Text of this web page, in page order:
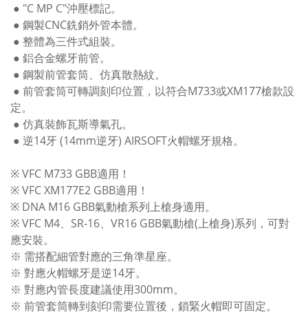
● "C MP C"沖壓標記。
● 鋼製CNC銑銷外管本體。
● 整體為三件式組裝。
● 鋁合金螺牙前管。
● 鋼製前管套筒、仿真散熱紋。
● 前管套筒可轉調刻印位置，以符合M733或XM177槍款設
定。
● 仿真裝飾瓦斯導氣孔。
● 逆14牙 (14mm逆牙) AIRSOFT火帽螺牙規格。
※ VFC M733 GBB適用！
※ VFC XM177E2 GBB適用！
※ DNA M16 GBB氣動槍系列上槍身適用。
※ VFC M4、SR-16、VR16 GBB氣動槍(上槍身)系列，可對
應安裝。
※ 需搭配細管對應的三角準星座。
※ 對應火帽螺牙是逆14牙。
※ 對應內管長度建議使用300mm。
※ 前管套筒轉到刻印需要位置後，鎖緊火帽即可固定。